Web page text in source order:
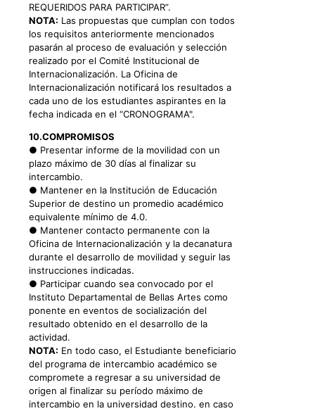
REQUERIDOS PARA PARTICIPAR”.
NOTA: Las propuestas que cumplan con todos
los requisitos anteriormente mencionados
pasarán al proceso de evaluación y selección
realizado por el Comité Institucional de
Internacionalización. La Oficina de
Internacionalización notificará los resultados a
cada uno de los estudiantes aspirantes en la
fecha indicada en el “CRONOGRAMA".
10.COMPROMISOS
● Presentar informe de la movilidad con un
plazo máximo de 30 días al finalizar su
intercambio.
● Mantener en la Institución de Educación
Superior de destino un promedio académico
equivalente mínimo de 4.0.
● Mantener contacto permanente con la
Oficina de Internacionalización y la decanatura
durante el desarrollo de movilidad y seguir las
instrucciones indicadas.
● Participar cuando sea convocado por el
Instituto Departamental de Bellas Artes como
ponente en eventos de socialización del
resultado obtenido en el desarrollo de la
actividad.
NOTA: En todo caso, el Estudiante beneficiario
del programa de intercambio académico se
compromete a regresar a su universidad de
origen al finalizar su período máximo de
intercambio en la universidad destino. en caso